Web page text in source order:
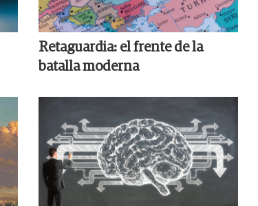
Retaguardia: el frente de la
batalla moderna